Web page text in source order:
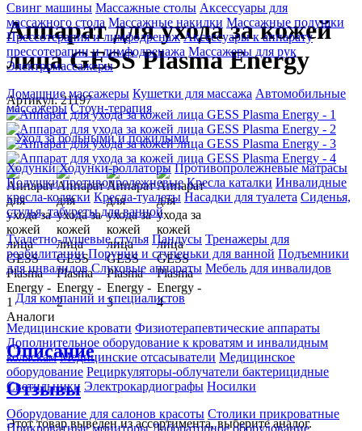
Свинг машины Массажные столы Аксессуары для
массажного стола Массажные накидки Массажные подушки
Прессотерапия и лимфодренаж Аксессуары к аппарату
прессотерапии и лимфодренажа Массажеры для рук
Электромассажеры
Домашние массажеры Кушетки для массажа Автомобильные
массажеры Стоун-терапия
Уход за больными и пожилыми
ХодункиХодунки-роллаторы Противопролежневые матрасы
Подушки противопролежневые Кресла каталки Инвалидные
кресла-коляски Кресла-туалеты Насадки для туалета Сиденья,
стулья, табуреты для ванной
Туалетно-душевые стулья Пандусы Тренажеры для
реабилитации Поручни и ступеньки для ванной Подъемники
для инвалидов Слуховые аппараты Мебель для инвалидов
Для компаний и специалистов
Медицинские кровати Физиотерапевтические аппараты
Дополнительное оборудование к кроватям и инвалидным
коляскам Медицинские отсасыватели Медицинское
оборудование Рециркуляторы-облучатели бактерицидные
Светильники Электрокардиографы Носилки
Оборудование для салонов красоты Столики прикроватные
Прикроватные мониторы Лабораторное оборудование
Аппарат для ухода за кожей
лица GESS Plasma Energy
Артикул: 21197
Аналоги
Описание
Отзывы
Этот товар выведен из ассортимента,выберите аналог.